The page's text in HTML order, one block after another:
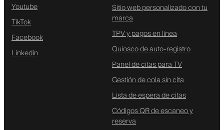
Youtube
TikTok
Facebook
Linkedin
Sitio web personalizado con tu
marca
TPV y pagos en línea
Quiosco de auto-registro
Panel de citas para TV
Gestión de cola sin cita
Lista de espera de citas
Códigos QR de escaneo y
reserva